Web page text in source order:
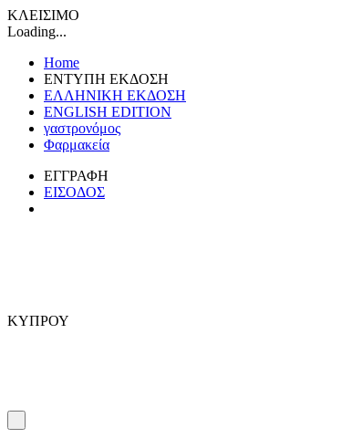
ΚΛΕΙΣΙΜΟ
Loading...
Home
ΕΝΤΥΠΗ ΕΚΔΟΣΗ
ΕΛΛΗΝΙΚΗ ΕΚΔΟΣΗ
ENGLISH EDITION
γαστρονόμος
Φαρμακεία
ΕΓΓΡΑΦΗ
ΕΙΣΟΔΟΣ
ΚΥΠΡΟΥ